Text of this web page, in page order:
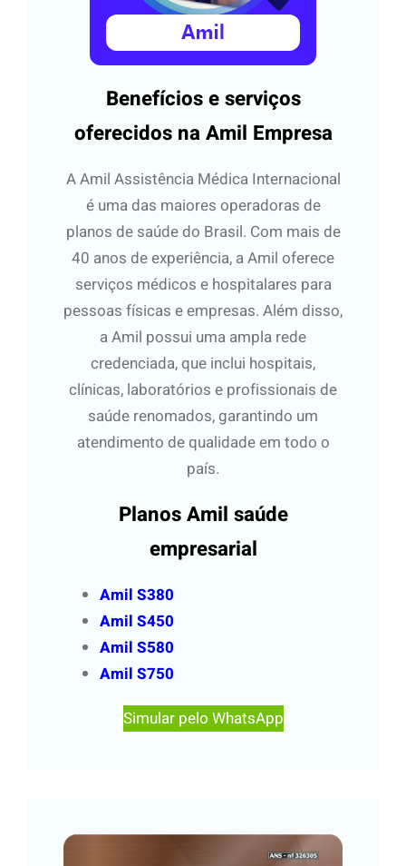
Benefícios e serviços
oferecidos na Amil Empresa
A Amil Assistência Médica Internacional
é uma das maiores operadoras de
planos de saúde do Brasil. Com mais de
40 anos de experiência, a Amil oferece
serviços médicos e hospitalares para
pessoas físicas e empresas. Além disso,
a Amil possui uma ampla rede
credenciada, que inclui hospitais,
clínicas, laboratórios e profissionais de
saúde renomados, garantindo um
atendimento de qualidade em todo o
país.
Planos Amil saúde
empresarial
Amil S380
Amil S450
Amil S580
Amil S750
Simular pelo WhatsApp